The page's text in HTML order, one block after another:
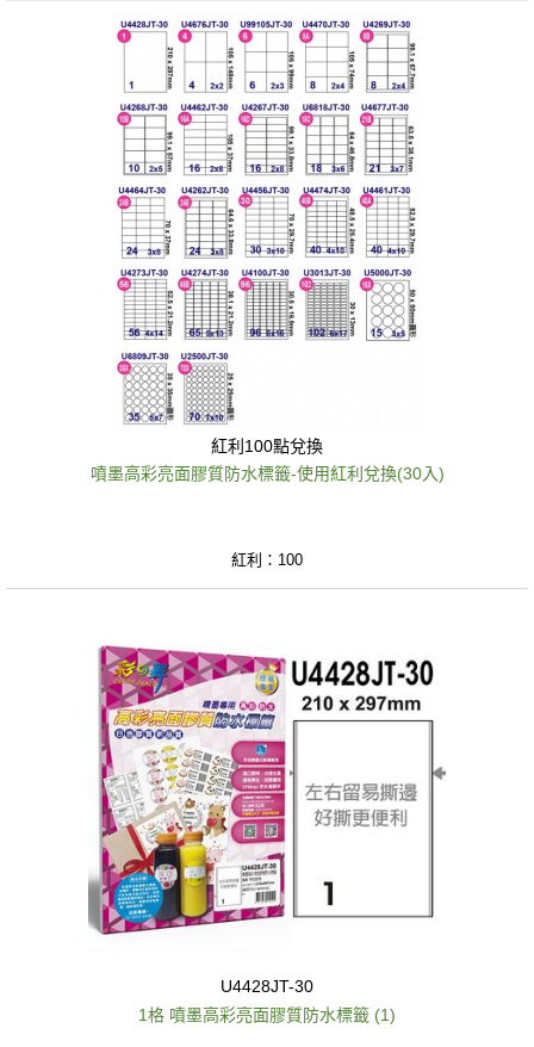
紅利100點兌換
噴墨高彩亮面膠質防水標籤-使用紅利兌換(30入)
紅利：100
U4428JT-30
1格 噴墨高彩亮面膠質防水標籤 (1)